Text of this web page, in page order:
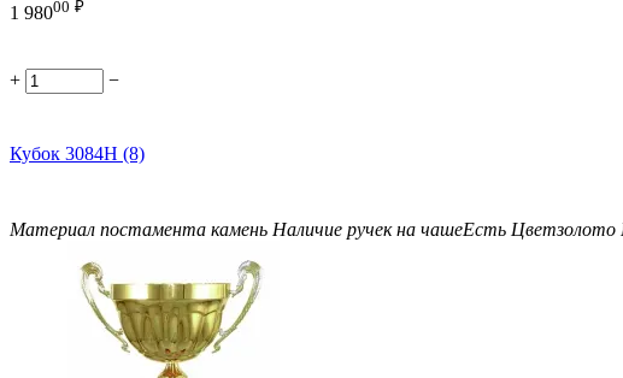
1 98000 ₽
+ −
Кубок 3084H (8)
Материал постамента камень Наличие ручек на чашеЕсть Цветзолото